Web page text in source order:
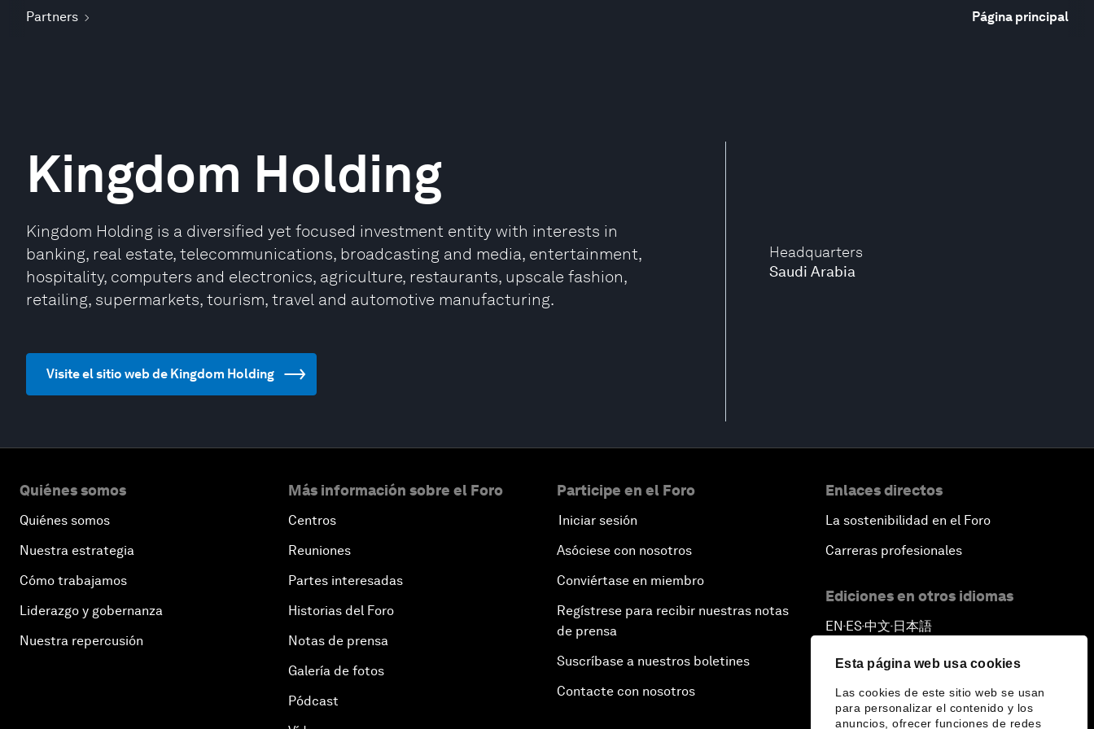
Esta página web usa cookies
Las cookies de este sitio web se usan
para personalizar el contenido y los
anuncios, ofrecer funciones de redes
Partners Página principal
Headquarters
Saudi Arabia
Kingdom Holding
Kingdom Holding is a diversified yet focused investment entity with interests in
banking, real estate, telecommunications, broadcasting and media, entertainment,
hospitality, computers and electronics, agriculture, restaurants, upscale fashion,
retailing, supermarkets, tourism, travel and automotive manufacturing.
Visite el sitio web de Kingdom Holding
Quiénes somos
Quiénes somos
Nuestra estrategia
Cómo trabajamos
Liderazgo y gobernanza
Nuestra repercusión
Más información sobre el Foro
Centros
Reuniones
Partes interesadas
Historias del Foro
Notas de prensa
Galería de fotos
Pódcast
Participe en el Foro
Iniciar sesión
Asóciese con nosotros
Conviértase en miembro
Regístrese para recibir nuestras notas
de prensa
Suscríbase a nuestros boletines
Contacte con nosotros
Enlaces directos
La sostenibilidad en el Foro
Carreras profesionales
Ediciones en otros idiomas
EN ▪ES▪中文▪ 日本語